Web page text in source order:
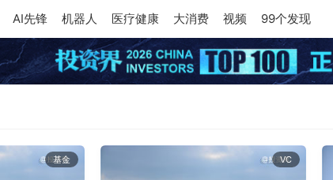
AI先锋 机器人 医疗健康 大消费 视频 99个发现
基金 VC